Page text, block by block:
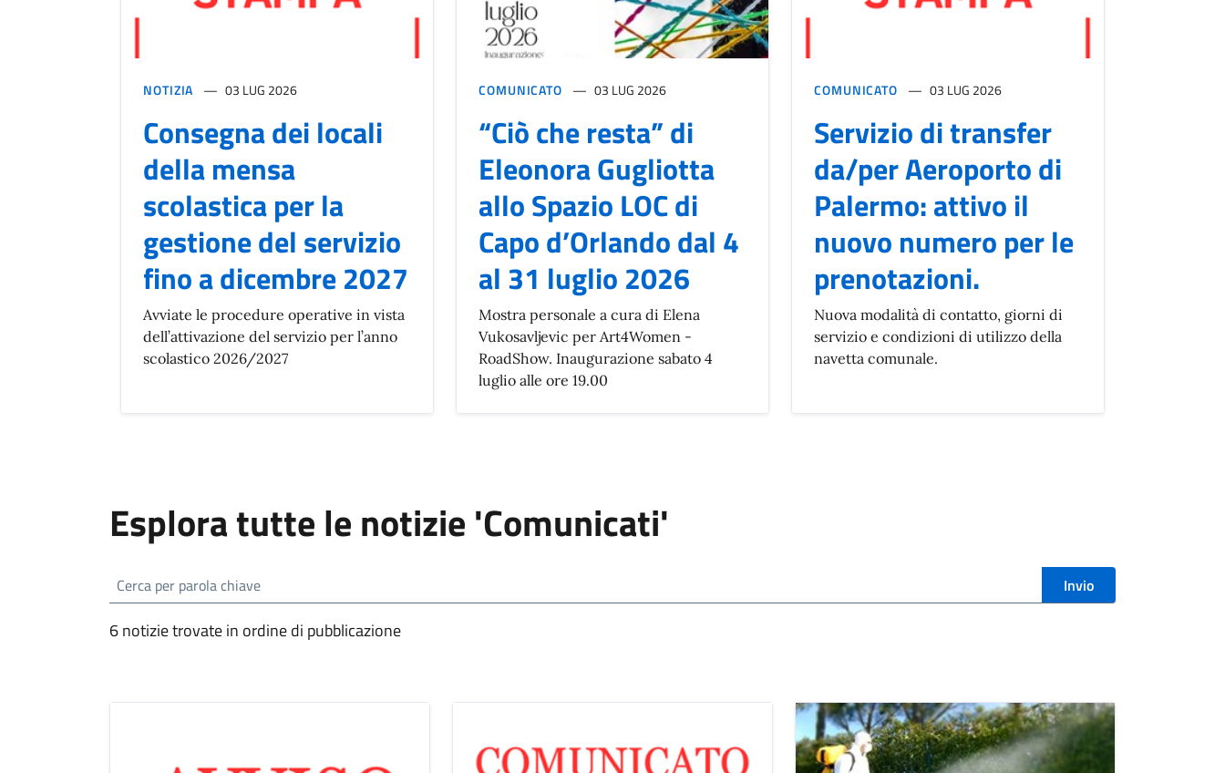
NOTIZIA 03 LUG 2026
Consegna dei locali
della mensa
scolastica per la
gestione del servizio
fino a dicembre 2027
Avviate le procedure operative in vista
dell’attivazione del servizio per l’anno
scolastico 2026/2027
COMUNICATO 03 LUG 2026
“Ciò che resta” di
Eleonora Gugliotta
allo Spazio LOC di
Capo d’Orlando dal 4
al 31 luglio 2026
Mostra personale a cura di Elena
Vukosavljevic per Art4Women -
RoadShow. Inaugurazione sabato 4
luglio alle ore 19.00
COMUNICATO 03 LUG 2026
Servizio di transfer
da/per Aeroporto di
Palermo: attivo il
nuovo numero per le
prenotazioni.
Nuova modalità di contatto, giorni di
servizio e condizioni di utilizzo della
navetta comunale.
Esplora tutte le notizie 'Comunicati'
Invio
6 notizie trovate in ordine di pubblicazione